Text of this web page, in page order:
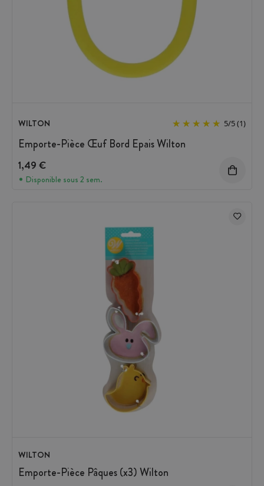
WILTON 5/5(1)
Emporte-Pièce Œuf Bord Epais Wilton
1,49 €
Disponible sous 2 sem.
WILTON
Emporte-Pièce Pâques (x3) Wilton